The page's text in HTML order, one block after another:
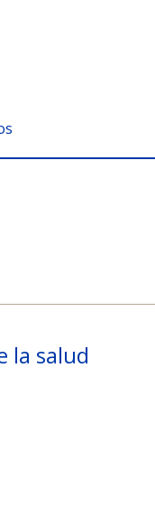
la salud